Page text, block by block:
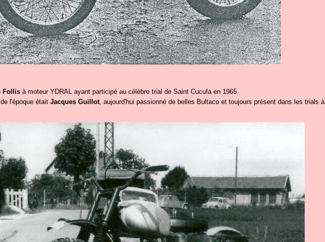
Follis à moteur YDRAL ayant participé au célèbre trial de Saint Cucufa en 1965.
l'époque était Jacques Guillot, aujourd'hui passionné de belles Bultaco et toujours présent dans les trials à